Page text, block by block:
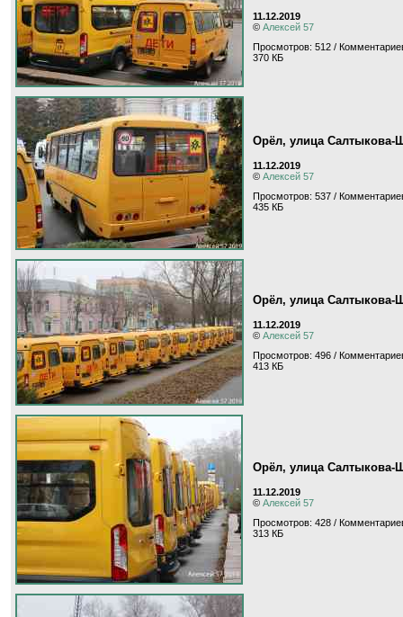
11.12.2019
© Алексей 57
Просмотров: 512 /
370 КБ
Орёл, улица Салтыкова-
11.12.2019
© Алексей 57
Просмотров: 537 /
435 КБ
Орёл, улица Салтыкова-
11.12.2019
© Алексей 57
Просмотров: 496 /
413 КБ
Орёл, улица Салтыкова-
11.12.2019
© Алексей 57
Просмотров: 428 /
313 КБ